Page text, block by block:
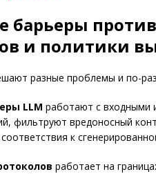
против
и политики
разные проблемы и по-
LLM работают с входными
фильтруют вредоносный
к
работает на